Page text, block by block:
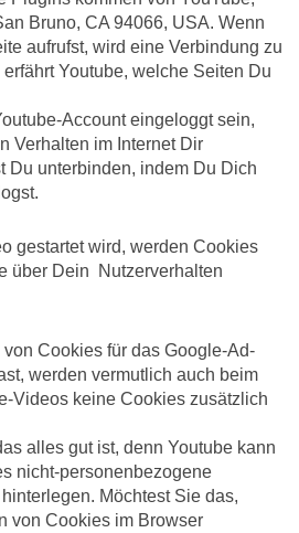
Bruno, CA 94066, USA. Wenn
aufrufst, wird eine Verbindung zu
Youtube, welche Seiten Du
Account eingeloggt sein,
Verhalten im Internet Dir
Du unterbinden, indem Du Dich
gestartet wird, werden Cookies
über Dein Nutzerverhalten
Cookies für das Google-Ad-
werden vermutlich auch beim
Videos keine Cookies zusätzlich
alles gut ist, denn Youtube kann
nicht-personenbezogene
Möchtest Sie das,
von Cookies im Browser